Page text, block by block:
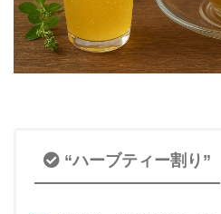
“ハーブティー割り”